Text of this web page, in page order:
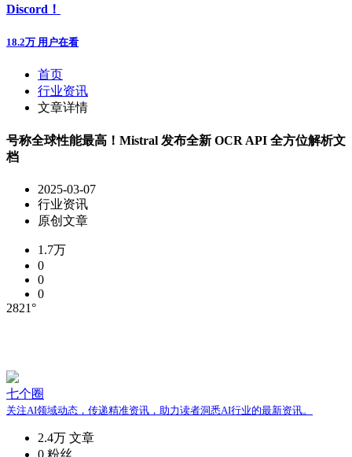
Discord！
18.2万 用户在看
首页
行业资讯
文章详情
号称全球性能最高！Mistral 发布全新 OCR API 全方位解析文
档
2025-03-07
行业资讯
原创文章
1.7万
0
0
0
2821°
七个圈
关注AI领域动态，传递精准资讯，助力读者洞悉AI行业的最新资讯。
2.4万 文章